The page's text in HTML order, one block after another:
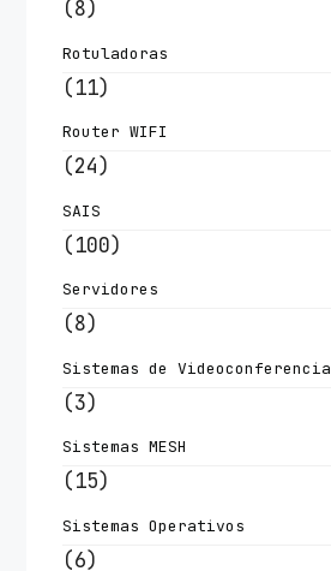
(8)
Rotuladoras
(11)
Router WIFI
(24)
SAIS
(100)
Servidores
(8)
Sistemas de Videoconferencia
(3)
Sistemas MESH
(15)
Sistemas Operativos
(6)